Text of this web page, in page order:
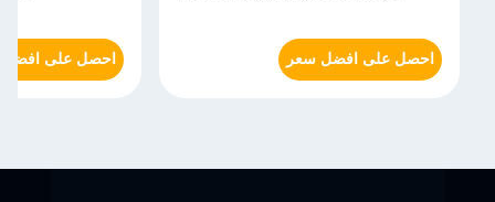
احصل على افضل سعر احصل على